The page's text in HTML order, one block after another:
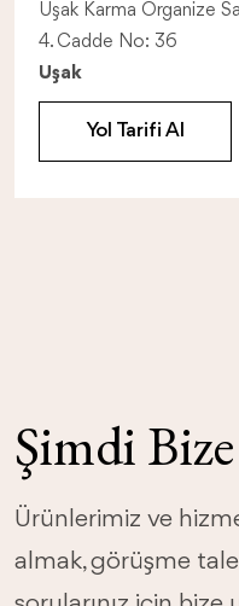
Uşak Karma Organize
4. Cadde No: 36
Uşak
Yol Tarifi Al
Şimdi Bize
Ürünlerimiz ve
almak, görüşme